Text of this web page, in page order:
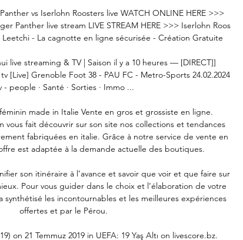
vs Iserlohn Roosters live WATCH ONLINE HERE >>>
Panther live stream LIVE STREAM HERE >>> Iserlohn Roos
- La cagnotte en ligne sécurisée - Création Gratuite
live streaming & TV | Saison il y a 10 heures — [DIRECT]]
[Live] Grenoble Foot 38 - PAU FC - Metro-Sports 24.02.2024
- people · Santé · Sorties · Immo ...
made in Italie Vente en gros et grossiste en ligne.
vous fait découvrir sur son site nos collections et tendances
fabriquées en italie. Grâce à notre service de vente en
est adaptée à la demande actuelle des boutiques.
son itinéraire à l’avance et savoir que voir et que faire sur
Pour vous guider dans le choix et l’élaboration de votre
synthétisé les incontournables et les meilleures expériences
offertes et par le Pérou.
on 21 Temmuz 2019 in UEFA: 19 Yaş Altı on livescore.bz.